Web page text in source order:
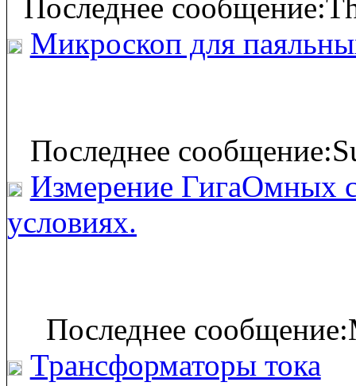
Последнее
Микроскоп для
Последнее
Измерение ГигаОмных
условиях.
Последнее
Трансформаторы тока